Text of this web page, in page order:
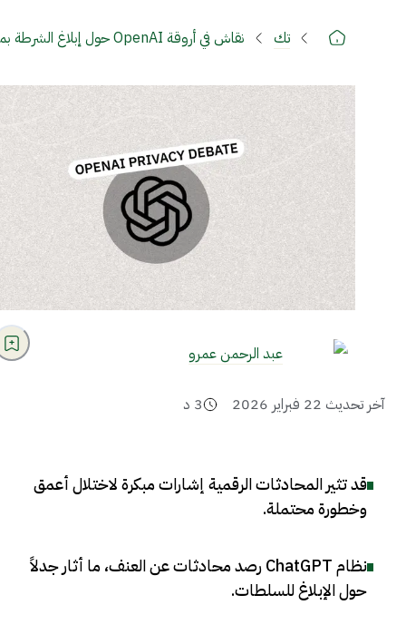
تك نقاش في أروقة OpenAI حول إبلاغ الشرطة بمحادثات مشبوهة لمشتبه به كندي
عبد الرحمن عمرو
آخر تحديث 22 فبراير 2026 3 د
قد تثير المحادثات الرقمية إشارات مبكرة لاختلال أعمق
وخطورة محتملة.
نظام ChatGPT رصد محادثات عن العنف، ما أثار جدلاً
حول الإبلاغ للسلطات.